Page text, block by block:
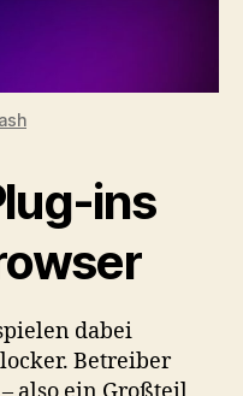
ins
dabei
Betreiber